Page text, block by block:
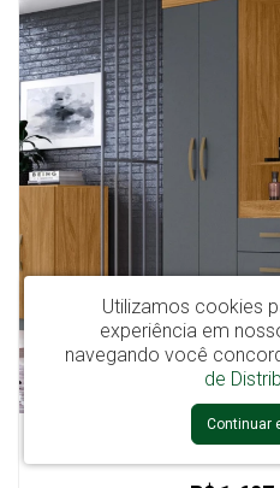
Guarda Roupa Solteiro 4 Portas
Utilizamos cookies
experiência em
navegando você
de
Continuar